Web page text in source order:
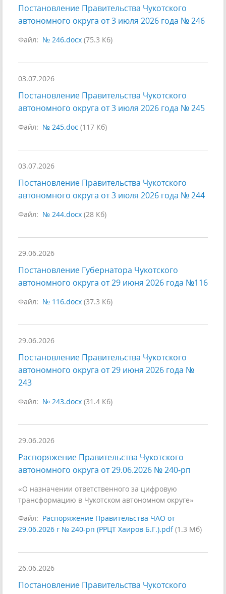
Постановление Правительства Чукотского
автономного округа от 3 июля 2026 года № 246
Файл: № 246.docx (75.3 Кб)
03.07.2026
Постановление Правительства Чукотского
автономного округа от 3 июля 2026 года № 245
Файл: № 245.doc (117 Кб)
03.07.2026
Постановление Правительства Чукотского
автономного округа от 3 июля 2026 года № 244
Файл: № 244.docx (28 Кб)
29.06.2026
Постановление Губернатора Чукотского
автономного округа от 29 июня 2026 года №116
Файл: № 116.docx (37.3 Кб)
29.06.2026
Постановление Правительства Чукотского
автономного округа от 29 июня 2026 года №
243
Файл: № 243.docx (31.4 Кб)
29.06.2026
Распоряжение Правительства Чукотского
автономного округа от 29.06.2026 № 240‑рп
«О назначении ответственного за цифровую
трансформацию в Чукотском автономном округе»
Файл: Распоряжение Правительства ЧАО от
29.06.2026 г № 240-рп (РРЦТ Хаиров Б.Г.).pdf(1.3 Мб)
26.06.2026
Постановление Правительства Чукотского